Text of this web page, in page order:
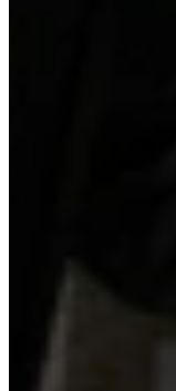
waardoor je servies,
Een afspraak is altijd
mee naar huis!
wensen. Met